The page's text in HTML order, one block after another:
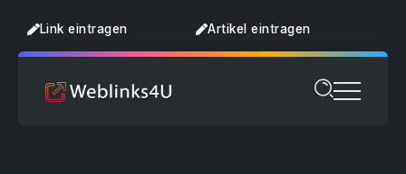
Link eintragen Artikel eintragen